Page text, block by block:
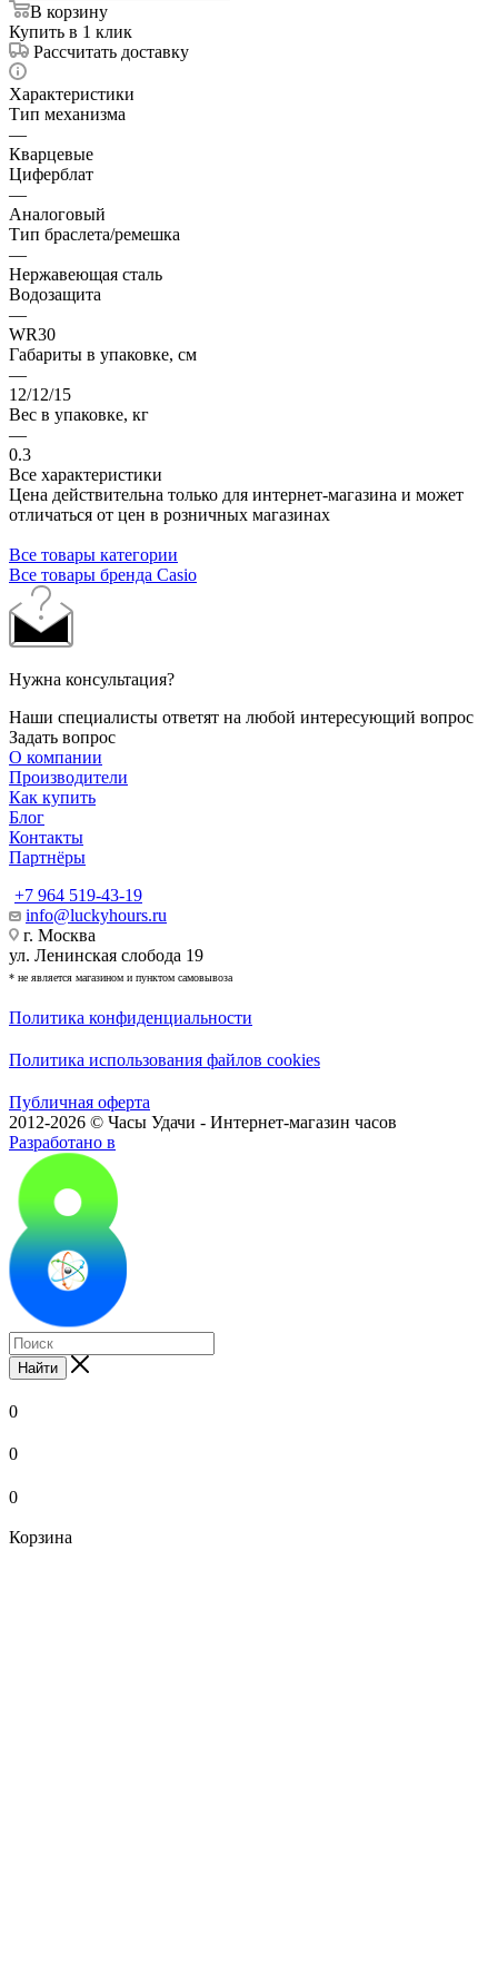
В корзину
Купить в 1 клик
Рассчитать доставку
Характеристики
Тип механизма
—
Кварцевые
Циферблат
—
Аналоговый
Тип браслета/ремешка
—
Нержавеющая сталь
Водозащита
—
WR30
Габариты в упаковке, см
—
12/12/15
Вес в упаковке, кг
—
0.3
Все характеристики
Цена действительна только для интернет-магазина и может
отличаться от цен в розничных магазинах
Все товары категории
Все товары бренда Casio
Нужна консультация?
Наши специалисты ответят на любой интересующий вопрос
Задать вопрос
О компании
Производители
Как купить
Блог
Контакты
Партнёры
+7 964 519-43-19
info@luckyhours.ru
г. Москва
ул. Ленинская слобода 19
* не является магазином и пунктом самовывоза
Политика конфиденциальности
Политика использования файлов cookies
Публичная оферта
2012-2026 © Часы Удачи - Интернет-магазин часов
Разработано в
Найти
0
0
0
Корзина